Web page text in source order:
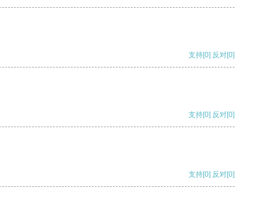
支持[0] 反对[0]
支持[0] 反对[0]
支持[0] 反对[0]